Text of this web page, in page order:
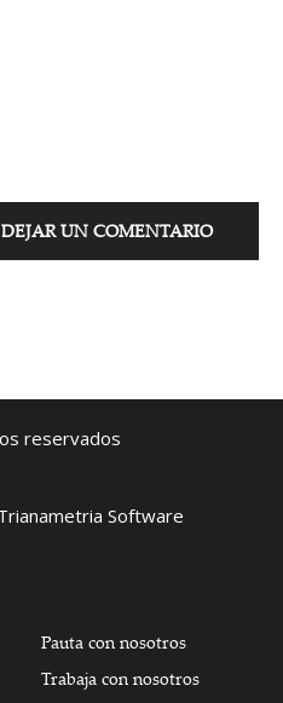
UN COMENTARIO
reservados
Software
Pauta con nosotros
Trabaja con nosotros